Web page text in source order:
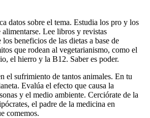
datos sobre el tema. Estudia los pro y los
alimentarse. Lee libros y revistas
beneficios de las dietas a base de
que rodean al vegetarianismo, como el
el hierro y la B12. Saber es poder.
el sufrimiento de tantos animales. En tu
Evalúa el efecto que causa la
y el medio ambiente. Cerciórate de la
el padre de la medicina en
comemos.